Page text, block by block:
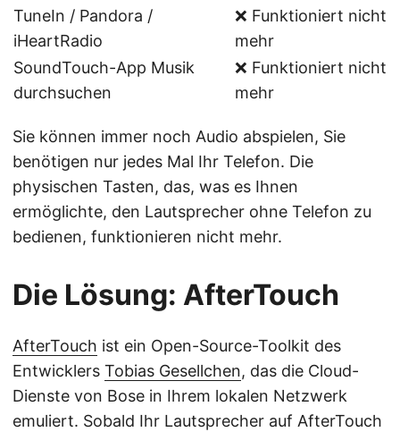
TuneIn / Pandora /
iHeartRadio
❌ Funktioniert nicht
mehr
SoundTouch-App Musik
durchsuchen
❌ Funktioniert nicht
mehr
Sie können immer noch Audio abspielen, Sie
benötigen nur jedes Mal Ihr Telefon. Die
physischen Tasten, das, was es Ihnen
ermöglichte, den Lautsprecher ohne Telefon zu
bedienen, funktionieren nicht mehr.
Die Lösung: AfterTouch
AfterTouch ist ein Open-Source-Toolkit des
Entwicklers Tobias Gesellchen, das die Cloud-
Dienste von Bose in Ihrem lokalen Netzwerk
emuliert. Sobald Ihr Lautsprecher auf AfterTouch